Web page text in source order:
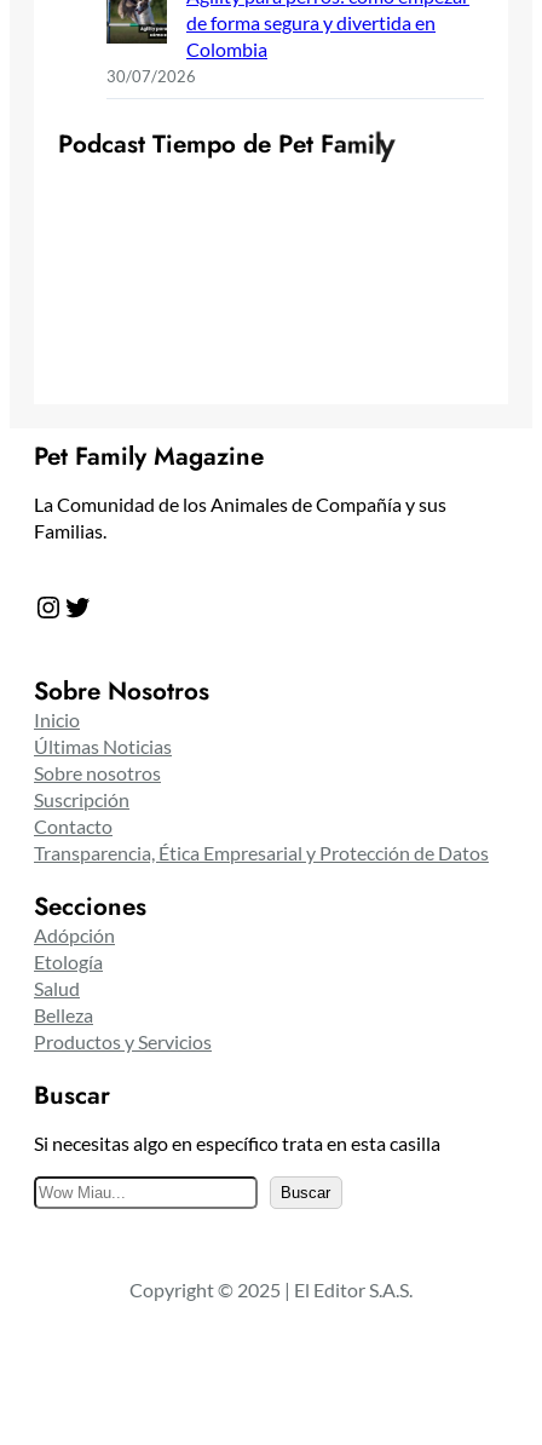
de forma segura y divertida en
Colombia
30/07/2026
Podcast Tiempo de Pet Family
Pet Family Magazine
La Comunidad de los Animales de Compañía y sus
Familias.
Instagram Twitter
Sobre Nosotros
Inicio
Últimas Noticias
Sobre nosotros
Suscripción
Contacto
Transparencia, Ética Empresarial y Protección de Datos
Secciones
Adópción
Etología
Salud
Belleza
Productos y Servicios
Buscar
Si necesitas algo en específico trata en esta casilla
u
a
Buscar
Copyright © 2025 | El Editor S.A.S.